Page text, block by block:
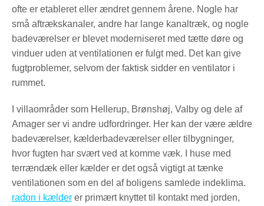
ofte er etableret eller ændret gennem årene. Nogle har
små aftrækskanaler, andre har lange kanaltræk, og nogle
badeværelser er blevet moderniseret med tætte døre og
vinduer uden at ventilationen er fulgt med. Det kan give
fugtproblemer, selvom der faktisk sidder en ventilator i
rummet.
I villaområder som Hellerup, Brønshøj, Valby og dele af
Amager ser vi andre udfordringer. Her kan der være ældre
badeværelser, kælderbadeværelser eller tilbygninger,
hvor fugten har svært ved at komme væk. I huse med
terrændæk eller kælder er det også vigtigt at tænke
ventilationen som en del af boligens samlede indeklima.
radon i kælder er primært knyttet til kontakt med jorden,